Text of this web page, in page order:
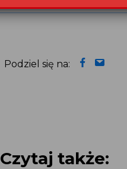
Podziel się na:
Czytaj także: